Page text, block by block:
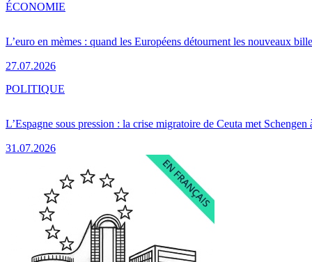
L’euro en mèmes : quand les Européens détournent les nouveaux
27.07.2026
ÉCONOMIE
L’Espagne sous pression : la crise migratoire de Ceuta met Schengen
31.07.2026
POLITIQUE